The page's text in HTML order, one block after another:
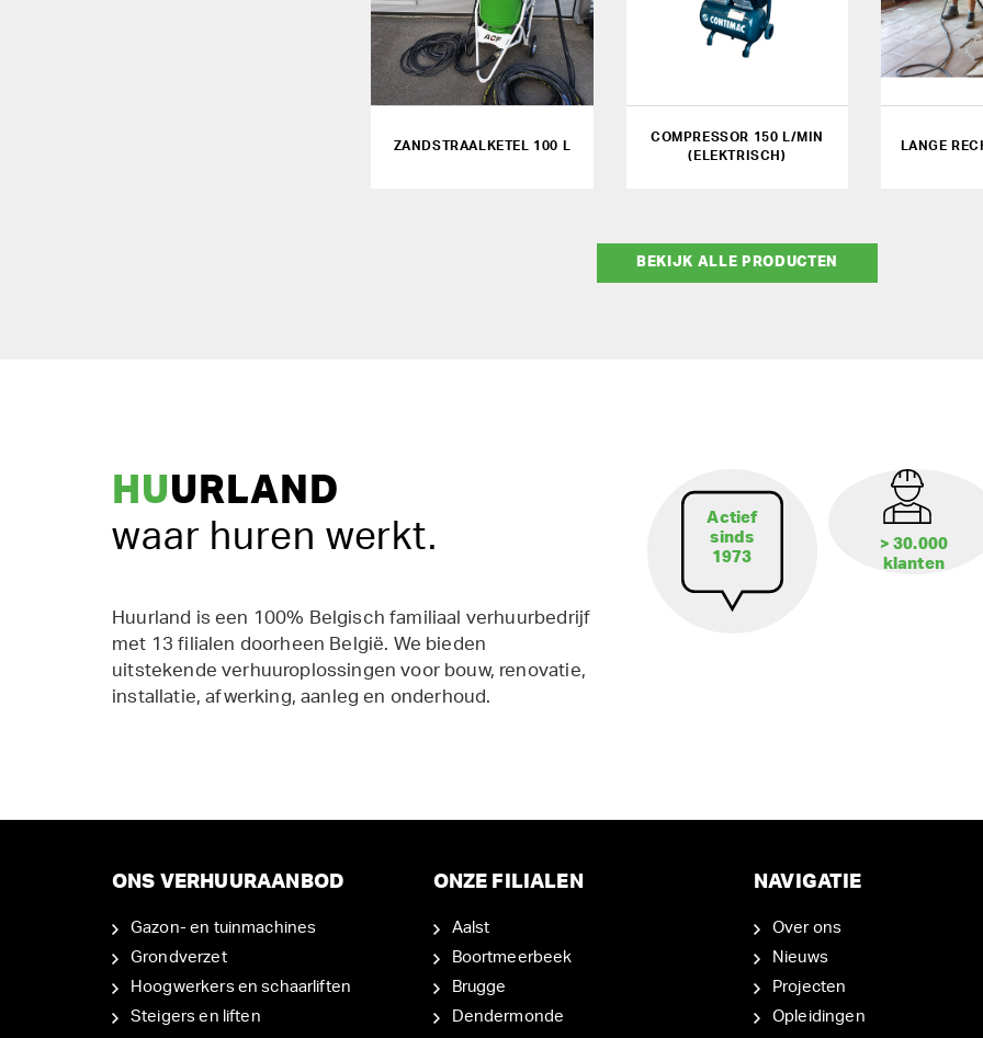
ZANDSTRAALKETEL 100 L
COMPRESSOR 150 L/MIN
(ELEKTRISCH)
LANGE
BEKIJK ALLE PRODUCTEN
HUURLAND
waar huren werkt.
Huurland is een 100% Belgisch familiaal verhuurbedrijf
met 13 filialen doorheen België. We bieden
uitstekende verhuuroplossingen voor bouw, renovatie,
installatie, afwerking, aanleg en onderhoud.
Actief
sinds
1973
> 30.000
klanten
ONS VERHUURAANBOD
Gazon- en tuinmachines
Grondverzet
Hoogwerkers en schaarliften
Steigers en liften
ONZE FILIALEN
Aalst
Boortmeerbeek
Brugge
Dendermonde
NAVIGATIE
Over ons
Nieuws
Projecten
Opleidingen